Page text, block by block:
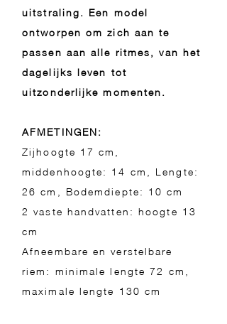
uitstraling. Een model
ontworpen om zich aan te
passen aan alle ritmes, van het
dagelijks leven tot
uitzonderlijke momenten.
AFMETINGEN:
Zijhoogte 17 cm,
middenhoogte: 14 cm, Lengte:
26 cm, Bodemdiepte: 10 cm
2 vaste handvatten: hoogte 13
cm
Afneembare en verstelbare
riem: minimale lengte 72 cm,
maximale lengte 130 cm